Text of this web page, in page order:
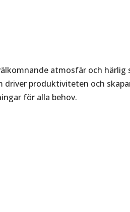
atmosfär och
driver produktiviteten och
för alla behov.